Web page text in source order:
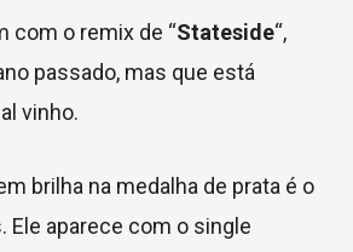
com o remix de “Stateside“,
passado, mas que está
vinho.
brilha na medalha de prata é o
Ele aparece com o single